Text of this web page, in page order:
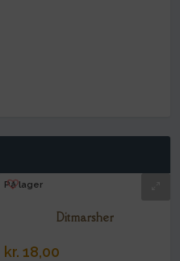
På lager
Ditmarsher
kr. 18,00